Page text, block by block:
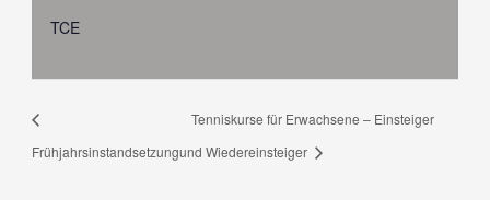
TCE
Frühjahrsinstandsetzung
Tenniskurse für Erwachsene – Einsteiger
und Wiedereinsteiger